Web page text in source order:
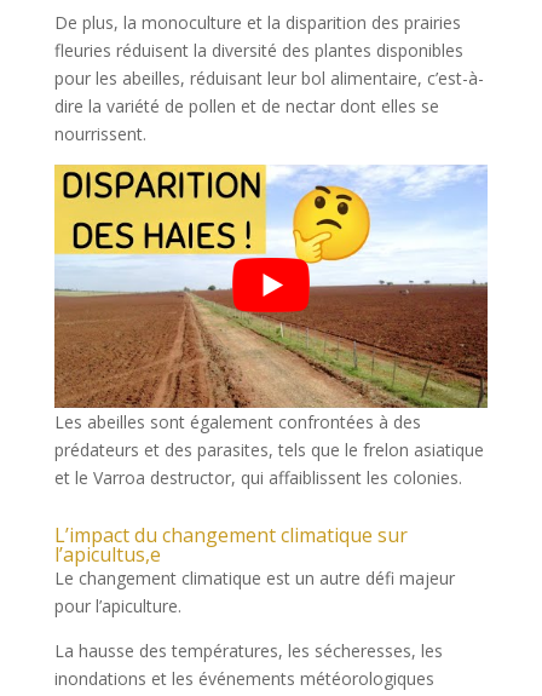
De plus, la monoculture et la disparition des prairies
fleuries réduisent la diversité des plantes disponibles
pour les abeilles, réduisant leur bol alimentaire, c’est-à-
dire la variété de pollen et de nectar dont elles se
nourrissent.
Les abeilles sont également confrontées à des
prédateurs et des parasites, tels que le frelon asiatique
et le Varroa destructor, qui affaiblissent les colonies.
L’impact du changement climatique sur
l’apicultus,e
Le changement climatique est un autre défi majeur
pour l’apiculture.
La hausse des températures, les sécheresses, les
inondations et les événements météorologiques